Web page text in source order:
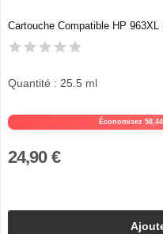
Cartouche Compatible HP
Économisez
Quantité : 25.5 ml
24,90 €